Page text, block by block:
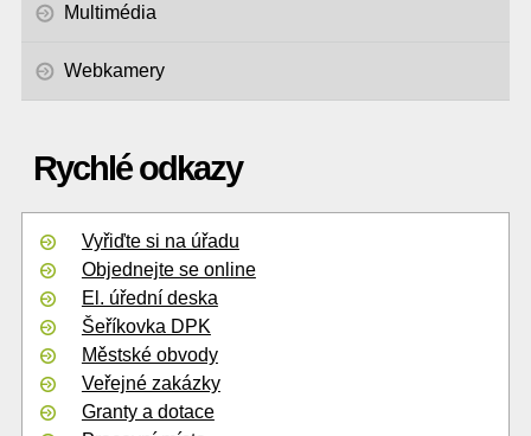
Multimédia
Webkamery
Rychlé odkazy
Vyřiďte si na úřadu
Objednejte se online
El. úřední deska
Šeříkovka DPK
Městské obvody
Veřejné zakázky
Granty a dotace